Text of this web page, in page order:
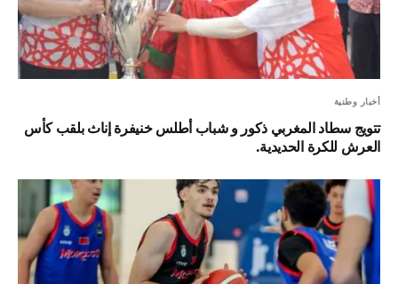
أخبار وطنية
تتويج سطاد المغربي ذكور و شباب أطلس خنيفرة إناث بلقب كأس
العرش للكرة الحديدية.